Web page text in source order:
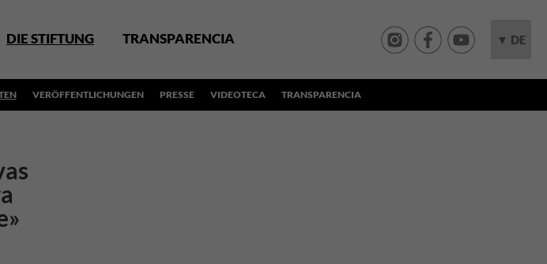
DIE STIFTUNG TRANSPARENCIA ▼ DE
VERÖFFENTLICHUNGEN PRESSE VIDEOTECA TRANSPARENCIA